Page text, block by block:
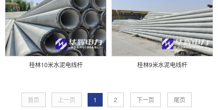
桂林10米水泥电线杆 桂林9米水泥电线杆
首页 上一页 1 2 下一页
尾页